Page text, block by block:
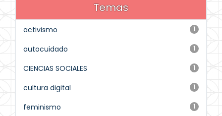
Temas
1
activismo
1
autocuidado
1
CIENCIAS SOCIALES
1
cultura digital
1
feminismo